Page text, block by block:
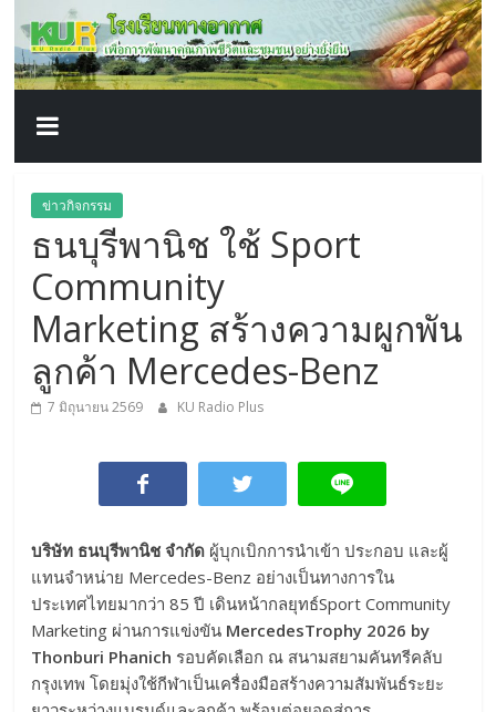
content
โรงเรียน
ทาง
อากาศ​
เพื่อ
พัฒนา
คุณภาพ
ชีวิต
ข่าวกิจกรรม
ธนบุรีพานิช ใช้ Sport
Community
Marketing สร้างความผูกพัน
ลูกค้า Mercedes-Benz
7 มิถุนายน 2569 KU Radio Plus
บริษัท ธนบุรีพานิช จำกัด ผู้บุกเบิกการนำเข้า ประกอบ และผู้
แทนจำหน่าย Mercedes-Benz อย่างเป็นทางการใน
ประเทศไทยมากว่า 85 ปี เดินหน้ากลยุทธ์Sport Community
Marketing ผ่านการแข่งขัน MercedesTrophy 2026 by
Thonburi Phanich รอบคัดเลือก ณ สนามสยามคันทรีคลับ
กรุงเทพ โดยมุ่งใช้กีฬาเป็นเครื่องมือสร้างความสัมพันธ์ระยะ